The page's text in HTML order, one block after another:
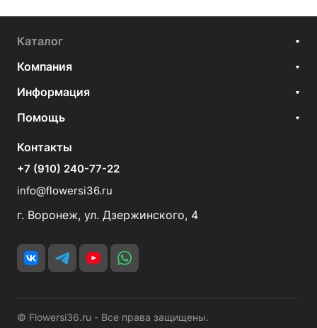
Каталог
Компания
Информация
Помощь
Контакты
+7 (910) 240-77-22
info@flowersi36.ru
г. Воронеж, ул. Дзержинского, 4
© Flowersi36.ru - Все права защищены.